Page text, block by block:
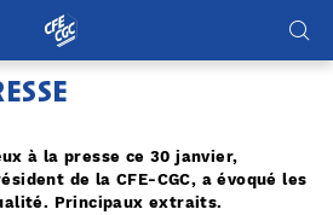
à la presse ce 30 janvier,
de la CFE-CGC, a évoqué les
Principaux extraits.